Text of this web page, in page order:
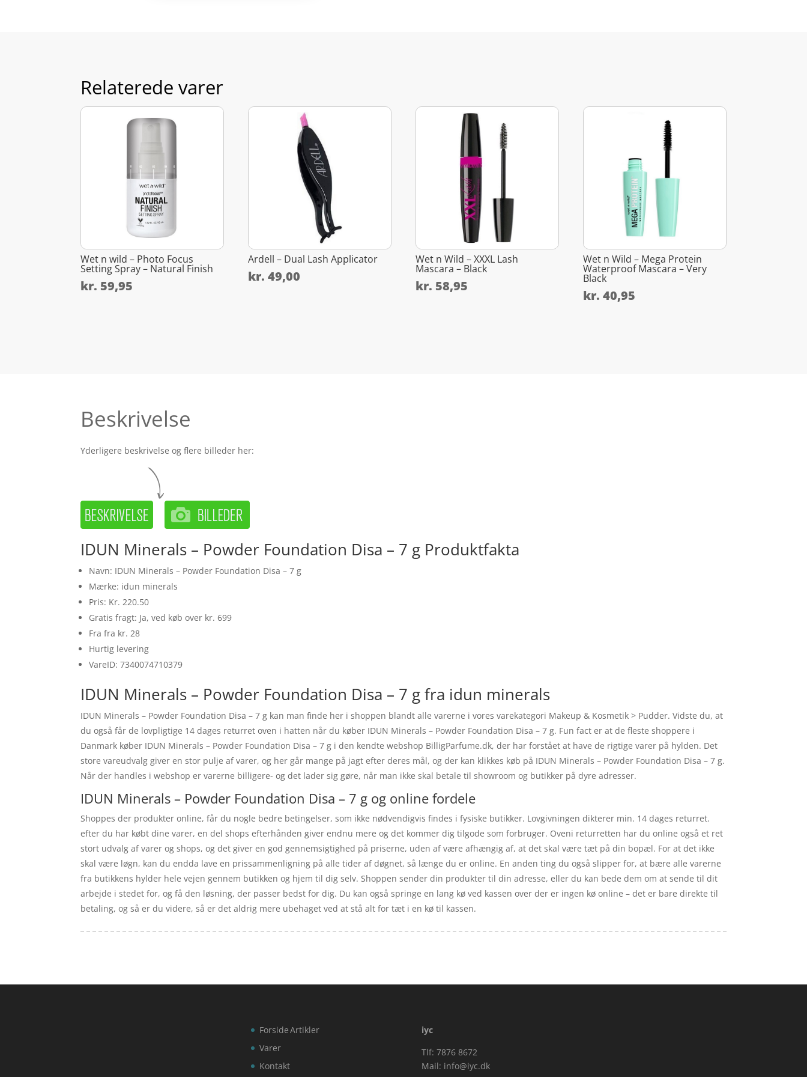
Relaterede varer
Wet n wild – Photo Focus
Setting Spray – Natural Finish
kr. 59,95
Ardell – Dual Lash Applicator
kr. 49,00
Wet n Wild – XXXL Lash
Mascara – Black
kr. 58,95
Wet n Wild – Mega Protein
Waterproof Mascara – Very
Black
kr. 40,95
Beskrivelse
Yderligere beskrivelse og flere billeder her:
IDUN Minerals – Powder Foundation Disa – 7 g Produktfakta
Navn: IDUN Minerals – Powder Foundation Disa – 7 g
Mærke: idun minerals
Pris: Kr. 220.50
Gratis fragt: Ja, ved køb over kr. 699
Fra fra kr. 28
Hurtig levering
VareID: 7340074710379
IDUN Minerals – Powder Foundation Disa – 7 g fra idun minerals
IDUN Minerals – Powder Foundation Disa – 7 g kan man finde her i shoppen blandt alle varerne i vores varekategori Makeup & Kosmetik > Pudder. Vidste du, at
du også får de lovpligtige 14 dages returret oven i hatten når du køber IDUN Minerals – Powder Foundation Disa – 7 g. Fun fact er at de fleste shoppere i
Danmark køber IDUN Minerals – Powder Foundation Disa – 7 g i den kendte webshop BilligParfume.dk, der har forstået at have de rigtige varer på hylden. Det
store vareudvalg giver en stor pulje af varer, og her går mange på jagt efter deres mål, og der kan klikkes køb på IDUN Minerals – Powder Foundation Disa – 7 g.
Når der handles i webshop er varerne billigere- og det lader sig gøre, når man ikke skal betale til showroom og butikker på dyre adresser.
IDUN Minerals – Powder Foundation Disa – 7 g og online fordele
Shoppes der produkter online, får du nogle bedre betingelser, som ikke nødvendigvis findes i fysiske butikker. Lovgivningen dikterer min. 14 dages returret.
efter du har købt dine varer, en del shops efterhånden giver endnu mere og det kommer dig tilgode som forbruger. Oveni returretten har du online også et ret
stort udvalg af varer og shops, og det giver en god gennemsigtighed på priserne, uden af være afhængig af, at det skal være tæt på din bopæl. For at det ikke
skal være løgn, kan du endda lave en prissammenligning på alle tider af døgnet, så længe du er online. En anden ting du også slipper for, at bære alle varerne
fra butikkens hylder hele vejen gennem butikken og hjem til dig selv. Shoppen sender din produkter til din adresse, eller du kan bede dem om at sende til dit
arbejde i stedet for, og få den løsning, der passer bedst for dig. Du kan også springe en lang kø ved kassen over der er ingen kø online – det er bare direkte til
betaling, og så er du videre, så er det aldrig mere ubehaget ved at stå alt for tæt i en kø til kassen.
Forside
Varer
Kontakt
Artikler
iyc
Tlf: 7876 8672
Mail: info@iyc.dk